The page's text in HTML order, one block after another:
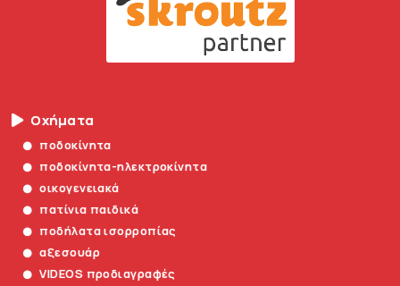
Οχήματα
ποδοκίνητα
ποδοκίνητα-ηλεκτροκίνητα
οικογενειακά
πατίνια παιδικά
ποδήλατα ισορροπίας
αξεσουάρ
VIDEOS προδιαγραφές